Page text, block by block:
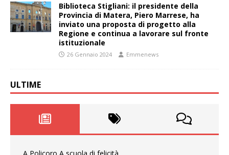
Biblioteca Stigliani: il presidente della
Provincia di Matera, Piero Marrese, ha
inviato una proposta di progetto alla
Regione e continua a lavorare sul fronte
istituzionale
26 Gennaio 2024 Emmenews
ULTIME